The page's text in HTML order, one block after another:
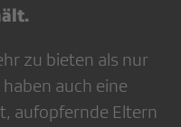
zu bieten als nur
haben auch eine
aufopfernde Eltern